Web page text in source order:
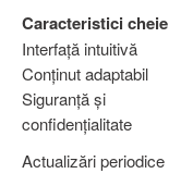
Caracteristici cheie
Interfață intuitivă
Conținut adaptabil
Siguranță și
confidențialitate
Actualizări periodice